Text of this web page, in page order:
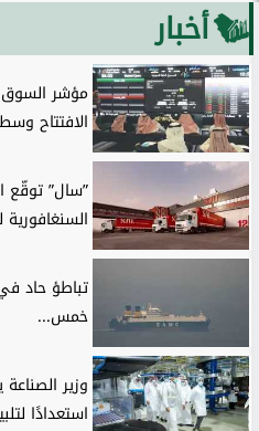
أخبار
الافتتاح
”سال” توقّع
السنغافورية
تباطؤ حاد
خمس...
وزير
استعدادًا